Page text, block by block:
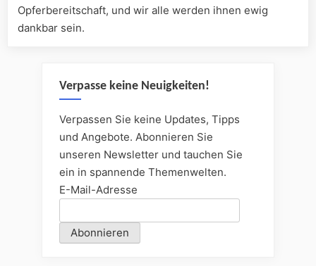
Opferbereitschaft, und wir alle werden ihnen ewig
dankbar sein.
Verpasse keine Neuigkeiten!
Verpassen Sie keine Updates, Tipps
und Angebote. Abonnieren Sie
unseren Newsletter und tauchen Sie
ein in spannende Themenwelten.
E-Mail-Adresse